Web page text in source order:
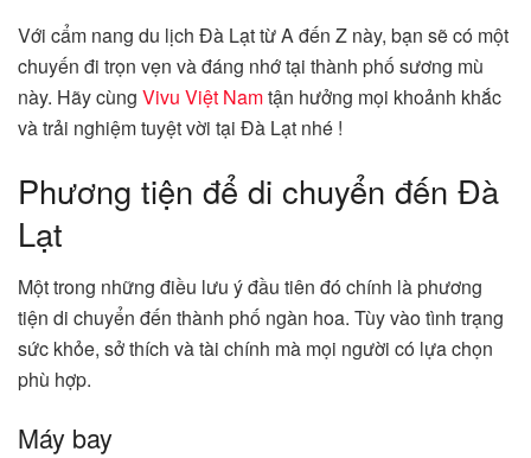
Với cẩm nang du lịch Đà Lạt từ A đến Z này, bạn sẽ có một
chuyến đi trọn vẹn và đáng nhớ tại thành phố sương mù
này. Hãy cùng Vivu Việt Namtận hưởng mọi khoảnh khắc
và trải nghiệm tuyệt vời tại Đà Lạt nhé !
Phương tiện để di chuyển đến Đà
Lạt
Một trong những điều lưu ý đầu tiên đó chính là phương
tiện di chuyển đến thành phố ngàn hoa. Tùy vào tình trạng
sức khỏe, sở thích và tài chính mà mọi người có lựa chọn
phù hợp.
Máy bay